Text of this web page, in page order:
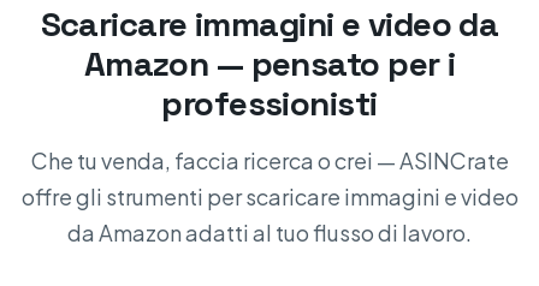
Scaricare immagini e video da
Amazon — pensato per i
professionisti
Che tu venda, faccia ricerca o crei — ASINCrate
offre gli strumenti per scaricare immagini e video
da Amazon adatti al tuo flusso di lavoro.